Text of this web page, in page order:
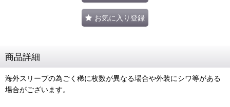
お気に入り登録
商品詳細
海外スリーブの為ごく稀に枚数が異なる場合や外装にシワ等がある
場合がございます。